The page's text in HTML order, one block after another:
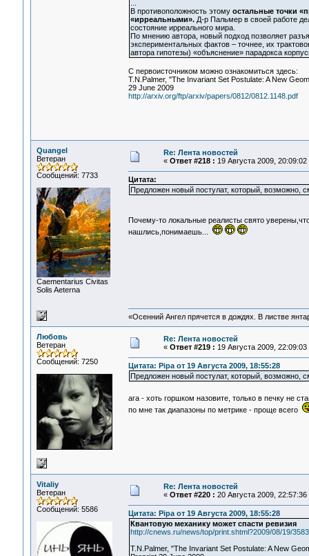
В противоположность этому остальные точки
«ирреальными». Д-р Пальмер в своей работе
состояние ирреального мира.
По мнению автора, новый подход позволяет
экспериментальных фактов – точнее, их
автора гипотезы) «объяснение» парадокса
С первоисточником можно ознакомиться здесь:
T.N.Palmer, "The Invariant Set Postulate: A New
29 June 2009
http://arxiv.org/ftp/arxiv/papers/0812/0812.1148.pdf
Quangel
Ветеран
Сообщений: 7733
Сaementarius Civitas
Solis Aeterna
Re: Лента новостей
« Ответ #218 : 19 Августа 2009, 20:09:02
Цитата:
Предложен новый постулат, который, возможно,
Почему-то локальные реалисты свято
нашлись,понимаешь...
«Осенний Ангел прячется в дождях. В листве
Любовь
Ветеран
Сообщений: 7250
Re: Лента новостей
« Ответ #219 : 19 Августа 2009, 22:09:03
Цитата: Pipa от 19 Августа 2009, 18:55:28
Предложен новый постулат, который, возможно,
ага - хоть горшком назовите, только в печку не
по мне так диапазоны по метрике - проще всего
Vitaliy
Ветеран
Сообщений: 5586
Re: Лента новостей
« Ответ #220 : 20 Августа 2009, 22:57:36
Цитата: Pipa от 19 Августа 2009, 18:55:28
Квантовую механику может спасти ревизия
http://cnews.ru/news/top/print.shtml?2009/08/19/
T.N.Palmer, "The Invariant Set Postulate: A New